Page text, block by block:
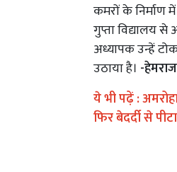
कमरों के निर्माण
गुप्ता विद्यालय
अध्यापक उन्हें
उठाया है। -
ये भी पढ़ें :
फिर बेदर्दी से पीटा